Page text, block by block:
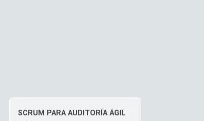
SCRUM PARA AUDITORÍA ÁGIL